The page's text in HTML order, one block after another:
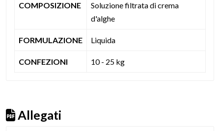
COMPOSIZIONE
Soluzione filtrata di crema
d'alghe
FORMULAZIONE Liquida
CONFEZIONI 10 - 25 kg
Allegati